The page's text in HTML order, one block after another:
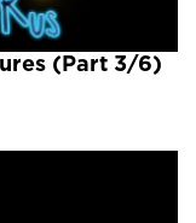
(Part 3/6)